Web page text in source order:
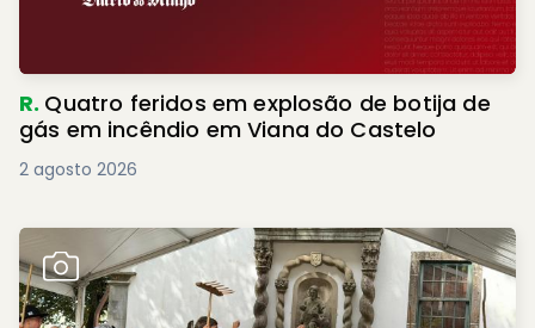
R. Quatro feridos em explosão de botija de
gás em incêndio em Viana do Castelo
2 agosto 2026